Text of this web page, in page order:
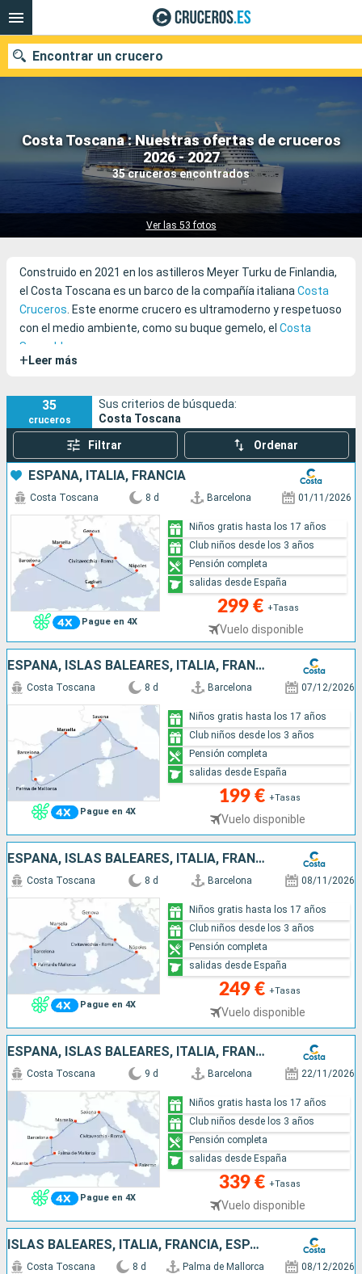
Costa Toscana : Nuestras ofertas de cruceros
2026 - 2027
35 cruceros encontrados
Ver las 53 fotos
Encontrar un crucero
Nuestros destinos
Fecha de salida
Construido en 2021 en los astilleros Meyer Turku de Finlandia,
el Costa Toscana es un barco de la compañía italianaCosta
Cruceros. Este enorme crucero es ultramoderno y respetuoso
con el medio ambiente, como su buque gemelo, el Costa
Smeralda
+ Leer más
35
cruceros
Sus criterios de búsqueda:
Costa Toscana
Filtrar Ordenar
ESPAÑA, ITALIA, FRANCIA
Pague en 4X
Costa Toscana 8 d Barcelona 01/11/2026
299 € +Tasas
Vuelo disponible
Niños gratis hasta los 17 años
Club niños desde los 3 años
Pensión completa
salidas desde España
ESPAÑA, ISLAS BALEARES, ITALIA, FRANCIA
Pague en 4X
Costa Toscana 8 d Barcelona 07/12/2026
199 € +Tasas
Vuelo disponible
Niños gratis hasta los 17 años
Club niños desde los 3 años
Pensión completa
salidas desde España
ESPAÑA, ISLAS BALEARES, ITALIA, FRANCIA
Pague en 4X
Costa Toscana 8 d Barcelona 08/11/2026
249 € +Tasas
Vuelo disponible
Niños gratis hasta los 17 años
Club niños desde los 3 años
Pensión completa
salidas desde España
ESPAÑA, ISLAS BALEARES, ITALIA, FRANCIA
Pague en 4X
Costa Toscana 9 d Barcelona 22/11/2026
339 € +Tasas
Vuelo disponible
Niños gratis hasta los 17 años
Club niños desde los 3 años
Pensión completa
salidas desde España
ISLAS BALEARES, ITALIA, FRANCIA, ESPAÑA
Costa Toscana 8 d Palma de Mallorca 08/12/2026